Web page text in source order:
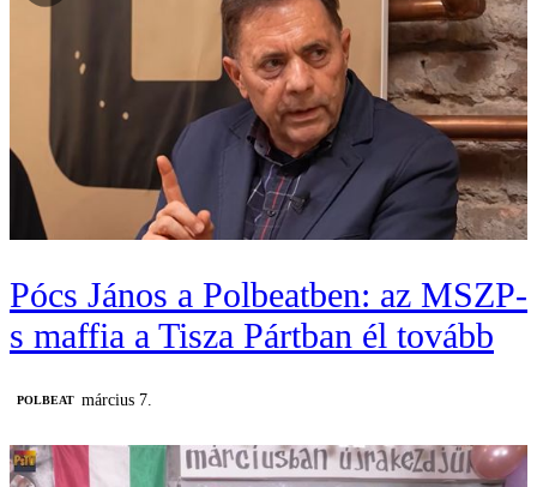
Pócs János a Polbeatben: az MSZP-
s maffia a Tisza Pártban él tovább
‎POLBEAT március 7.